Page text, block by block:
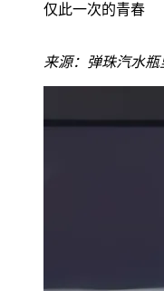
仅此一次的青春
来源：弹珠汽水